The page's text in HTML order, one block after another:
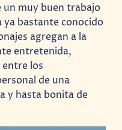
un muy buen trabajo
bastante conocido
agregan a la
entretenida,
los
de una
y hasta bonita de